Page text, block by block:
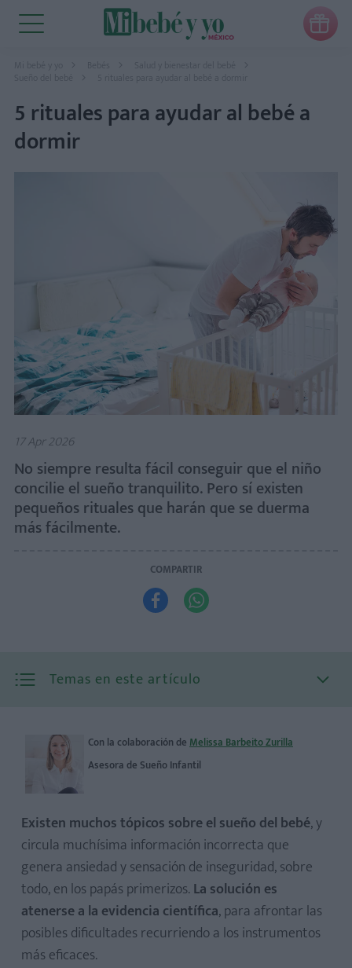

Mi bebé y yo Bebés
Salud y bienestar del bebé
5 rituales para ayudar al bebé a dormir
5 rituales para ayudar al bebé a
dormir
17 Apr 2026
No siempre resulta fácil conseguir que el niño
concilie el sueño tranquilito. Pero sí existen
pequeños rituales que harán que se duerma
más fácilmente.
COMPARTIR
 
Temas en este artículo
Con la colaboración deMelissa Barbeito Zurilla
Asesora de Sueño Infantil
Existen muchos tópicos sobre el sueño del bebé, y
circula muchísima información incorrecta que
genera ansiedad y sensación de inseguridad, sobre
todo, en los papás primerizos. La solución es
atenerse a la evidencia científica, para afrontar las
posibles dificultades recurriendo a los instrumentos
más eficaces.